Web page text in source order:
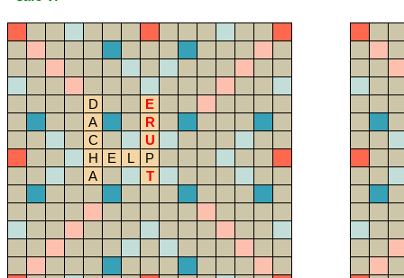
D
E
A
R
C
U
H
E L
P
A
T